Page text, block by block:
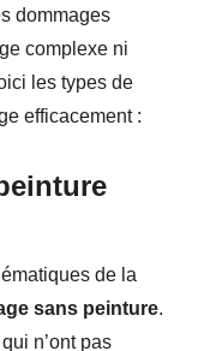
dommages
complexe ni
les types de
efficacement :
de la
sans peinture.
qui n’ont pas